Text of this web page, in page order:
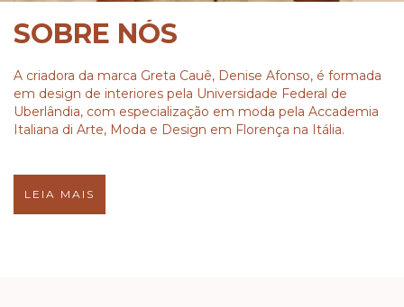
SOBRE NÓS
A criadora da marca Greta Cauê, Denise Afonso, é formada
em design de interiores pela Universidade Federal de
Uberlândia, com especialização em moda pela Accademia
Italiana di Arte, Moda e Design em Florença na Itália.
LEIA MAIS